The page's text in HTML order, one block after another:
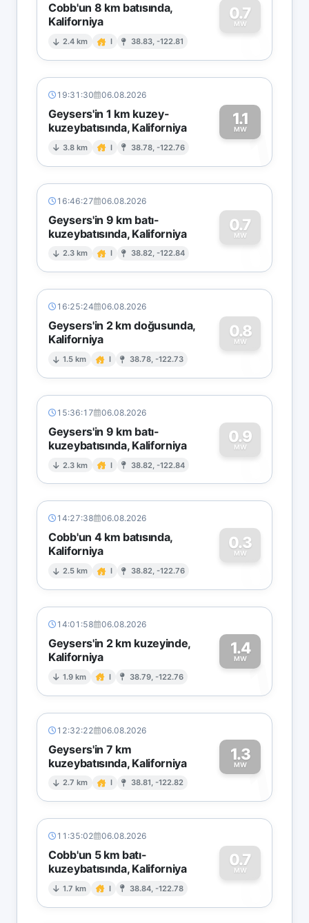
Cobb'un 8 km batısında,
Kaliforniya
2.4 km I 38.83, -122.81
0.7
MW
0
19:31:30 06.08.2026
Geysers'in 1 km kuzey-
kuzeybatısında, Kaliforniya
3.8 km I 38.78, -122.76
1.1
MW1
16:46:27 06.08.2026
Geysers'in 9 km batı-
kuzeybatısında, Kaliforniya
2.3 km I 38.82, -122.84
0.7
MW
0
16:25:24 06.08.2026
Geysers'in 2 km doğusunda,
Kaliforniya
1.5 km I 38.78, -122.73
0.8
MW
0
15:36:17 06.08.2026
Geysers'in 9 km batı-
kuzeybatısında, Kaliforniya
2.3 km I 38.82, -122.84
0.9
MW
0
14:27:38 06.08.2026
Cobb'un 4 km batısında,
Kaliforniya
2.5 km I 38.82, -122.76
0.3
MW
0
14:01:58 06.08.2026
Geysers'in 2 km kuzeyinde,
Kaliforniya
1.9 km I 38.79, -122.76
1.4
MW1
12:32:22 06.08.2026
Geysers'in 7 km
kuzeybatısında, Kaliforniya
2.7 km I 38.81, -122.82
1.3
MW1
11:35:02 06.08.2026
Cobb'un 5 km batı-
kuzeybatısında, Kaliforniya
1.7 km I 38.84, -122.78
0.7
MW
0